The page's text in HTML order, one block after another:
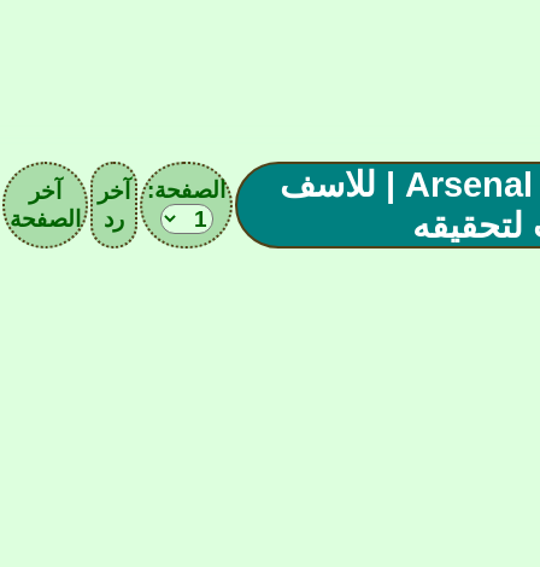
| رابطة أبطـال إنجلـترا(1) Arsenal | للاسف الصفحة:
آخر
رد
آخر
الصفحة